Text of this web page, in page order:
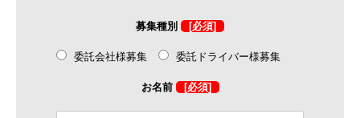
募集種別 [必須]
委託会社様募集 委託ドライバー様募集
お名前 [必須]